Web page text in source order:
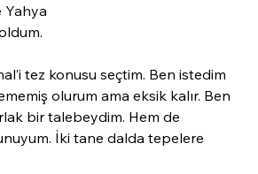
Yahya
tez konusu seçtim. Ben istedim
olurum ama eksik kalır. Ben
bir talebeydim. Hem de
İki tane dalda tepelere